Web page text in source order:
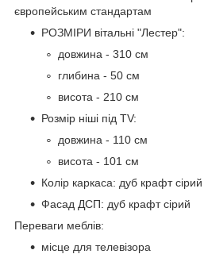
європейським стандартам
РОЗМІРИ вітальні "Лестер":
довжина - 310 см
глибина - 50 см
висота - 210 см
Розмір ніші під ТV:
довжина - 110 см
висота - 101 см
Колір каркаса: дуб крафт сірий
Фасад ДСП: дуб крафт сірий
Переваги меблів:
місце для телевізора